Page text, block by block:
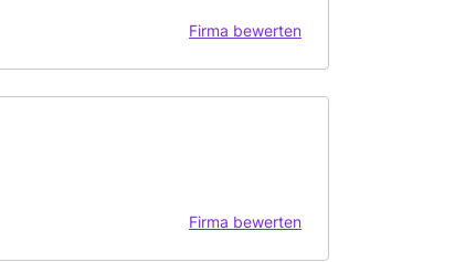
Firma bewerten
Firma bewerten